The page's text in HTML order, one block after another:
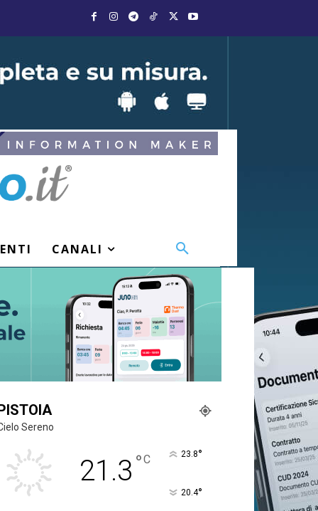
CANALI
Sereno
21.3 °C 23.8°
20.4°